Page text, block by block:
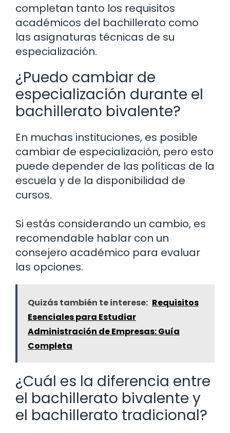
completan tanto los requisitos
académicos del bachillerato como
las asignaturas técnicas de su
especialización.
¿Puedo cambiar de
especialización durante el
bachillerato bivalente?
En muchas instituciones, es posible
cambiar de especialización, pero esto
puede depender de las políticas de la
escuela y de la disponibilidad de
cursos.
Si estás considerando un cambio, es
recomendable hablar con un
consejero académico para evaluar
las opciones.
Quizás también te interese: Requisitos
Esenciales para Estudiar
Administración de Empresas: Guía
Completa
¿Cuál es la diferencia entre
el bachillerato bivalente y
el bachillerato tradicional?